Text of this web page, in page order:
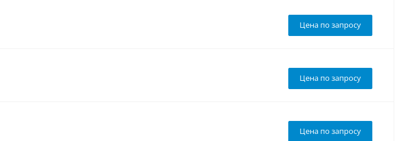
Цена по запросу
Цена по запросу
Цена по запросу